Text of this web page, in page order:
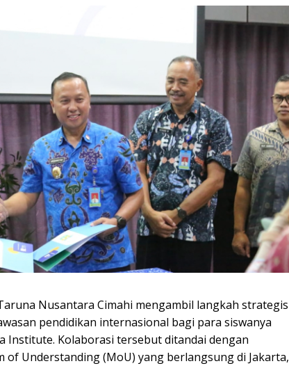
Nusantara Cimahi mengambil langkah strategis
pendidikan internasional bagi para siswanya
Institute. Kolaborasi tersebut ditandai dengan
of Understanding (MoU) yang berlangsung di Jakarta,